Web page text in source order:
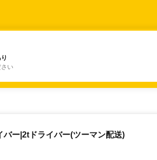
い
バー|2tドライバー(ツーマン配送)